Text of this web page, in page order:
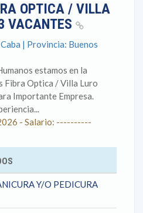
OPTICA / VILLA
VACANTES
| Provincia: Buenos
estamos en la
Fibra Optica / Villa Luro
Importante Empresa.
- Salario: ----------
Y/O PEDICURA